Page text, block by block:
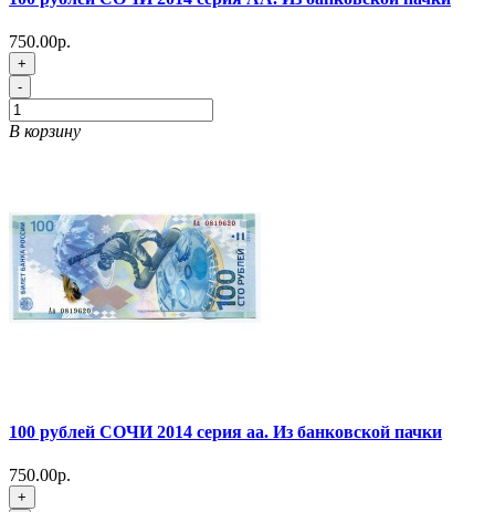
750.00р.
+
-
В корзину
100 рублей СОЧИ 2014 серия аа. Из банковской пачки
750.00р.
+